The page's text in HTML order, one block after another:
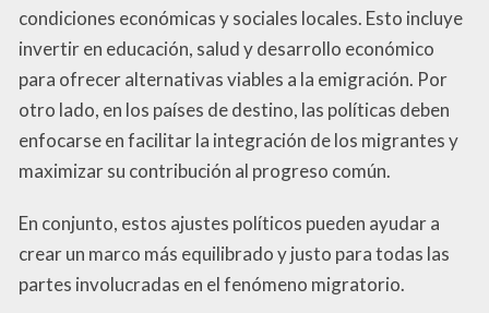
condiciones económicas y sociales locales. Esto incluye
invertir en educación, salud y desarrollo económico
para ofrecer alternativas viables a la emigración. Por
otro lado, en los países de destino, las políticas deben
enfocarse en facilitar la integración de los migrantes y
maximizar su contribución al progreso común.
En conjunto, estos ajustes políticos pueden ayudar a
crear un marco más equilibrado y justo para todas las
partes involucradas en el fenómeno migratorio.